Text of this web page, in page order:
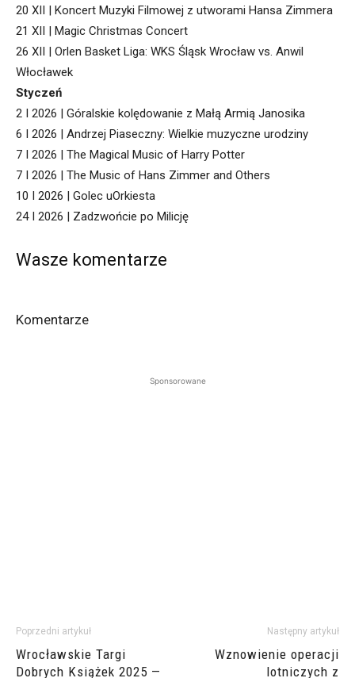
20 XII | Koncert Muzyki Filmowej z utworami Hansa Zimmera
21 XII | Magic Christmas Concert
26 XII | Orlen Basket Liga: WKS Śląsk Wrocław vs. Anwil
Włocławek
Styczeń
2 I 2026 | Góralskie kolędowanie z Małą Armią Janosika
6 I 2026 | Andrzej Piaseczny: Wielkie muzyczne urodziny
7 I 2026 | The Magical Music of Harry Potter
7 I 2026 | The Music of Hans Zimmer and Others
10 I 2026 | Golec uOrkiesta
24 I 2026 | Zadzwońcie po Milicję
Wasze komentarze
Komentarze
Sponsorowane
Poprzedni artykuł
Wrocławskie Targi
Dobrych Książek 2025 —
Następny artykuł
Wznowienie operacji
lotniczych z